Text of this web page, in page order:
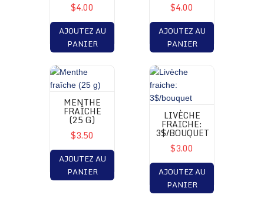
$4.00
AJOUTEZ AU
PANIER
$4.00
AJOUTEZ AU
PANIER
MENTHE
FRAÎCHE
(25 G)
$3.50
AJOUTEZ AU
PANIER
LIVÈCHE
FRAICHE:
3$/BOUQUET
$3.00
AJOUTEZ AU
PANIER